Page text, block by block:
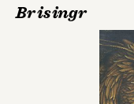
Brisingr